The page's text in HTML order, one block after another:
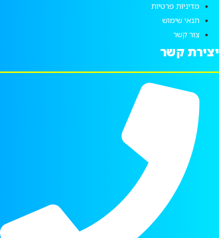
מדיניות פרטיות
תנאי שימוש
צור קשר
יצירת קשר